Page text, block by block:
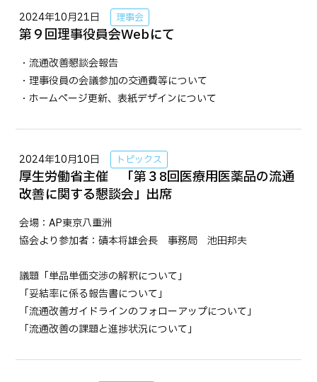
2024年10月21日 理事会
第９回理事役員会Webにて
・流通改善懇談会報告
・理事役員の会議参加の交通費等について
・ホームページ更新、表紙デザインについて
2024年10月10日 トピックス
厚生労働省主催 「第３8回医療用医薬品の流通
改善に関する懇談会」出席
会場：AP東京八重洲
協会より参加者：磧本将雄会長 事務局 池田邦夫
議題「単品単価交渉の解釈について」
「妥結率に係る報告書について」
「流通改善ガイドラインのフォローアップについて」
「流通改善の課題と進捗状況について」